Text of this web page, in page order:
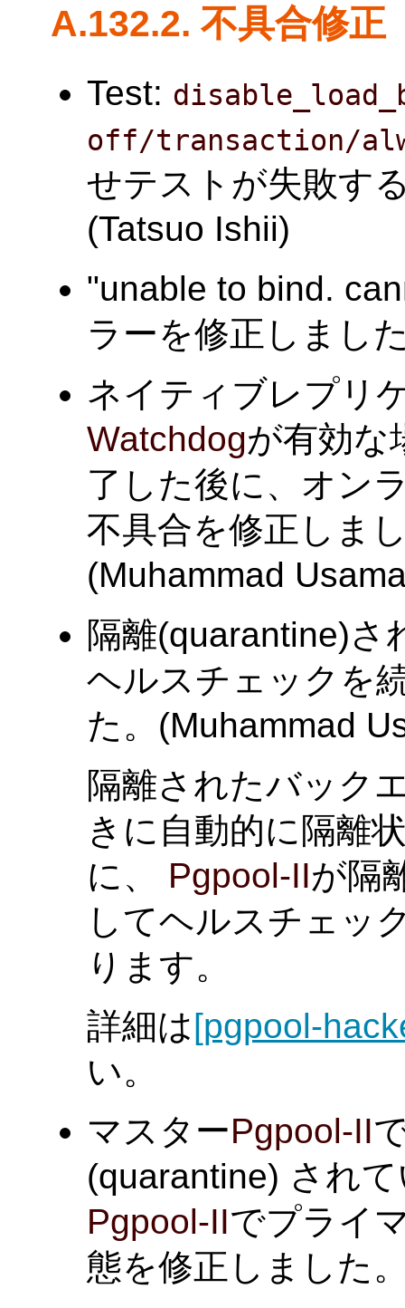
A.132.2. 不具合修正
Test:
off/transaction/
せテストが失敗す
(Tatsuo Ishii)
"unable to bind.
ラーを修正しまし
ネイティブレプリ
Watchdogが有効な
了した後に、オン
不具合を修正しま
(Muhammad
隔離(quarantine)さ
ヘルスチェックを
た。(Muhammad
隔離されたバック
きに自動的に隔離
に、 Pgpool-IIが隔
してヘルスチェッ
ります。
詳細は[pgpool-
い。
マスターPgpool-II
(quarantine) され
Pgpool-IIでプライ
態を修正しました